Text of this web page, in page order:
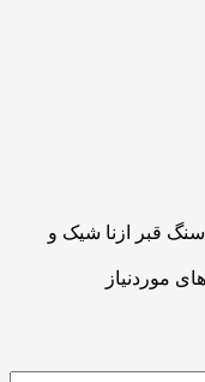
قبر ازنا شیک و
موردنیاز